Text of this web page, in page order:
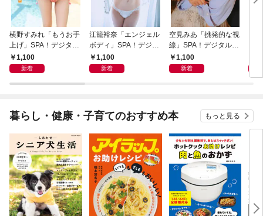
横野すみれ「もうお手
上げ」SPA！デジタル
写真集
1,100
新着
江籠裕奈「エンジェル
ボディ」SPA！デジタ
ル写真集
1,100
新着
空見みあ「挑発的な視
線」SPA！デジタル写
真集1,100
新着
の
暮らし・健康・子育てのおすすめ本 もっと見る